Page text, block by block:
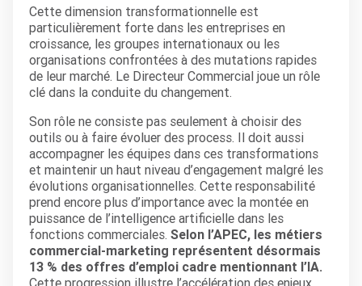
Cette dimension transformationnelle est
particulièrement forte dans les entreprises en
croissance, les groupes internationaux ou les
organisations confrontées à des mutations rapides
de leur marché. Le Directeur Commercial joue un rôle
clé dans la conduite du changement.
Son rôle ne consiste pas seulement à choisir des
outils ou à faire évoluer des process. Il doit aussi
accompagner les équipes dans ces transformations
et maintenir un haut niveau d’engagement malgré les
évolutions organisationnelles. Cette responsabilité
prend encore plus d’importance avec la montée en
puissance de l’intelligence artificielle dans les
fonctions commerciales. Selon l’APEC, les métiers
commercial-marketing représentent désormais
13 % des offres d’emploi cadre mentionnant l’IA.
Cette progression illustre l’accélération des enjeux